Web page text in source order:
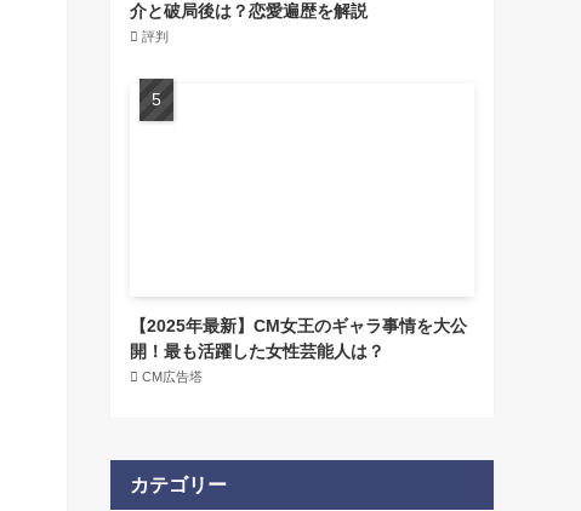
介と破局後は？恋愛遍歴を解説
評判
【2025年最新】CM女王のギャラ事情を大公
開！最も活躍した女性芸能人は？
CM広告塔
カテゴリー